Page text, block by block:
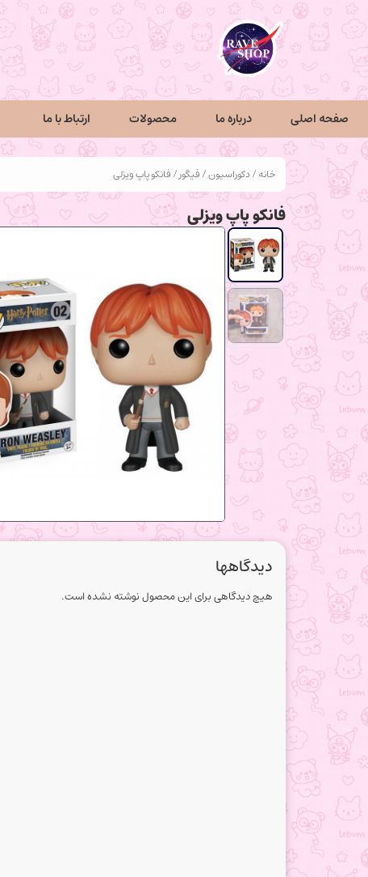
صفحه اصلی درباره ما محصولات ارتباط با ما
خانه/دکوراسیون/فیگور/ فانکو پاپ ویزلی
فانکو پاپ ویزلی
دیدگاهها
هیچ دیدگاهی برای این محصول نوشته نشده است.